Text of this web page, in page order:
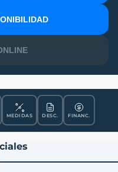
MEDIDAS DESC. FINANC.